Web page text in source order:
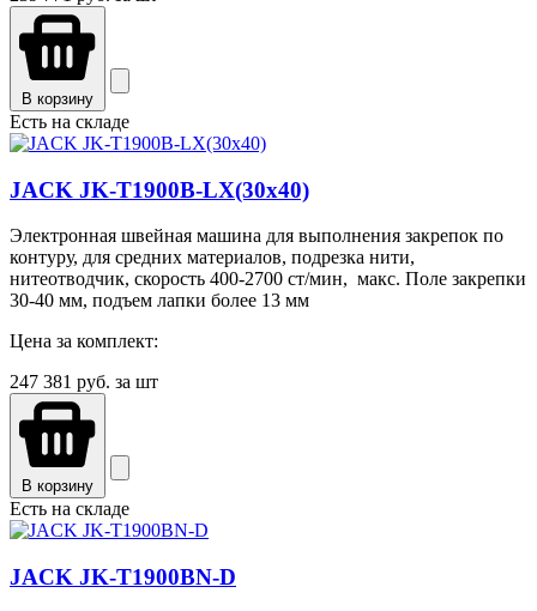
В корзину
Есть на складе
JACK JK-T1900B-LX(30x40)
Электронная швейная машина для выполнения закрепок по
контуру, для средних материалов, подрезка нити,
нитеотводчик, скорость 400-2700 ст/мин, макс. Поле закрепки
30-40 мм, подъем лапки более 13 мм
Цена за комплект:
247 381 руб. за шт
В корзину
Есть на складе
JACK JK-T1900BN-D